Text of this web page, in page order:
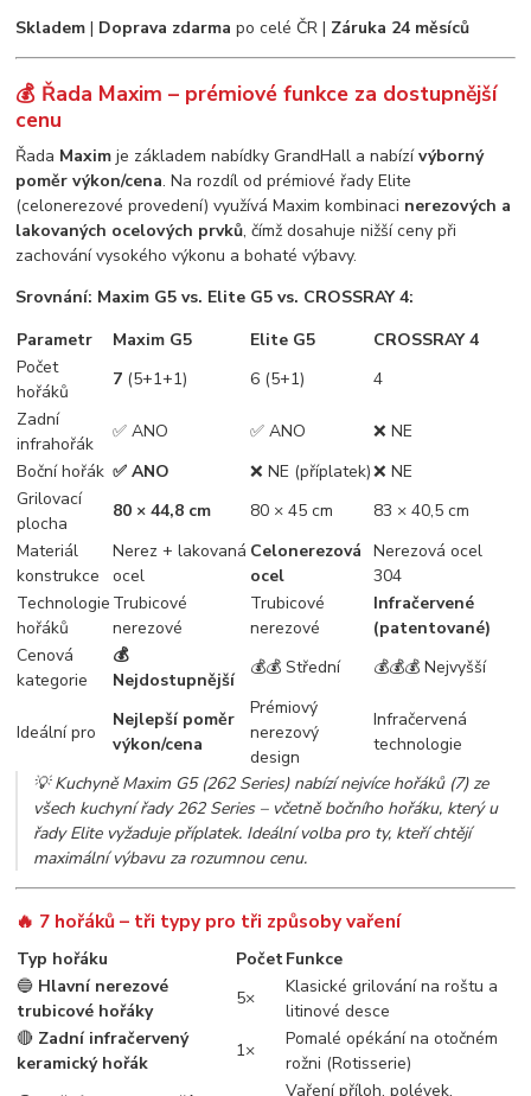
Skladem | Doprava zdarma po celé ČR | Záruka 24 měsíců
💰 Řada Maxim – prémiové funkce za dostupnější
cenu
Řada Maxim je základem nabídky GrandHall a nabízívýborný
poměr výkon/cena. Na rozdíl od prémiové řady Elite
(celonerezové provedení) využívá Maxim kombinaci nerezových a
lakovaných ocelových prvků, čímž dosahuje nižší ceny při
zachování vysokého výkonu a bohaté výbavy.
Srovnání: Maxim G5 vs. Elite G5 vs. CROSSRAY 4:
Parametr
Maxim G5 Elite G5
CROSSRAY 4
Počet
hořáků
7 (5+1+1) 6 (5+1)
4
Zadní
infrahořák
✅ ANO ✅ ANO
❌ NE
Boční hořák ✅ ANO ❌ NE (příplatek)❌ NE
Grilovací
plocha
80 × 44,8 cm 80 × 45 cm
83 × 40,5 cm
Materiál
konstrukce
Nerez + lakovaná
ocel
Celonerezová
ocel
Nerezová ocel
304
Technologie
hořáků
Trubicové
nerezové
Trubicové
nerezové
Infračervené
(patentované)
Cenová
kategorie
💰
Nejdostupnější
💰💰 Střední 💰💰💰 Nejvyšší
Ideální pro
Nejlepší poměr
výkon/cena
Prémiový
nerezový
design
Infračervená
technologie
💡Kuchyně Maxim G5 (262 Series) nabízí nejvíce hořáků (7) ze
všech kuchyní řady 262 Series – včetně bočního hořáku, který u
řady Elite vyžaduje příplatek. Ideální volba pro ty, kteří chtějí
maximální výbavu za rozumnou cenu.
🔥 7 hořáků – tři typy pro tři způsoby vaření
Typ hořáku PočetFunkce
🔵 Hlavní nerezové
trubicové hořáky
5×
Klasické grilování na roštu a
litinové desce
🔴 Zadní infračervený
keramický hořák
1×
Pomalé opékání na otočném
rožni (Rotisserie)
Vaření příloh, polévek,